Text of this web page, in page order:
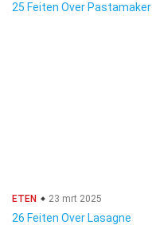
25 Feiten Over Pastamaker
ETEN 23 mrt 2025
26 Feiten Over Lasagne